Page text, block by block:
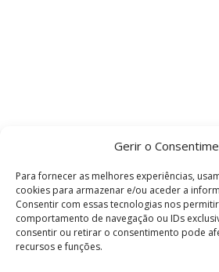
Gerir o
Para fornecer as melhores experiências,
cookies para armazenar e/ou aceder a
Consentir com essas tecnologias nos
comportamento de navegação ou IDs
consentir ou retirar o consentimento pode
recursos e funções.